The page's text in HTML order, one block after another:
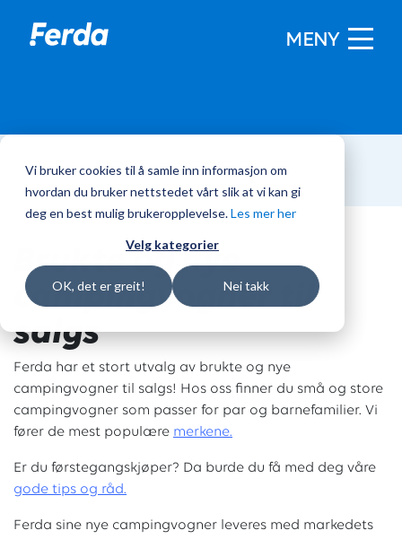
Vi bruker cookies til å samle inn informasjon om
hvordan du bruker nettstedet vårt slik at vi kan gi
deg en best mulig brukeropplevelse.Les mer her
Velg kategorier
OK, det er greit! Nei takk
MENY
Hjem/Campingvogner
Brukte og nye
campingvogner til
salgs
Ferda har et stort utvalg av brukte og nye
campingvogner til salgs! Hos oss finner du små og store
campingvogner som passer for par og barnefamilier. Vi
fører de mest populære merkene.
Er du førstegangskjøper? Da burde du få med deg våre
gode tips og råd.
Ferda sine nye campingvogner leveres med markedets